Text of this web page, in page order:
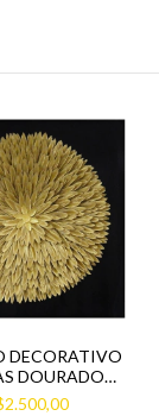
DECORATIVO
DOURADO
ACRÍLICO